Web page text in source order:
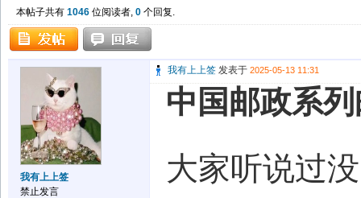
本帖子共有 1046 位阅读者, 0 个回复.
我有上上签
禁止发言
我有上上签 发表于 2025-05-13 11:31
中国邮政系
大家听说过